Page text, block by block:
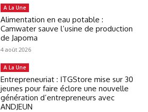
A La Une
Alimentation en eau potable :
Camwater sauve l’usine de production
de Japoma
4 août 2026
A La Une
Entrepreneuriat : ITGStore mise sur 30
jeunes pour faire éclore une nouvelle
génération d’entrepreneurs avec
ANDJEUN